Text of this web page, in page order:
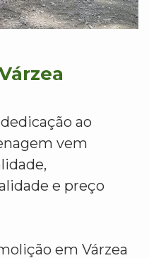
ao
vem
e preço
em Várzea